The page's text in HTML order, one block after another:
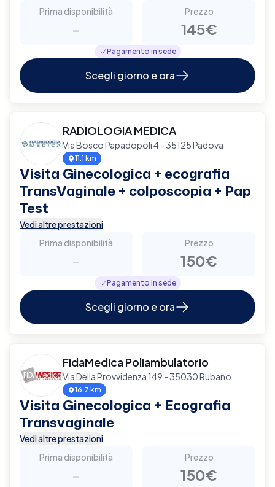
Prima disponibilità
-
Prezzo
145€
Pagamento in sede
Scegli giorno e ora
RADIOLOGIA MEDICA
Via Bosco Papadopoli 4 - 35125 Padova
11.1 km
Visita Ginecologica + ecografia
TransVaginale + colposcopia + Pap
Test
Vedi altre prestazioni
Prima disponibilità
-
Prezzo
150€
Pagamento in sede
Scegli giorno e ora
FidaMedica Poliambulatorio
Via Della Provvidenza 149 - 35030 Rubano
16.7 km
Visita Ginecologica + Ecografia
Transvaginale
Vedi altre prestazioni
Prima disponibilità
-
Prezzo
150€